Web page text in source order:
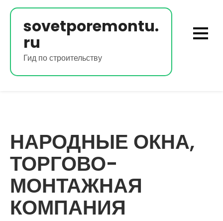
Перейти
содержимомуsovetporemontu.
ru
Гид по строительству
НАРОДНЫЕ ОКНА,
ТОРГОВО-
МОНТАЖНАЯ
КОМПАНИЯ